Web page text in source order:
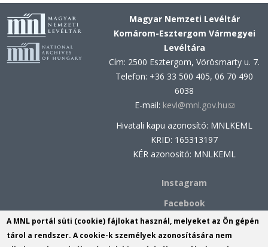
Magyar Nemzeti Levéltár
Komárom-Esztergom Vármegyei
Levéltára
Cím: 2500 Esztergom, Vörösmarty u. 7.
Telefon: +36 33 500 405, 06 70 490
6038
E-mail: kevl@mnl.gov.hu(link
Hivatali kapu azonosító: MNLKEML
KRID: 165313197
KÉR azonosító: MNLKEML
Instagram
Facebook
MNL Komárom-Esztergom
Vármegyei Levéltárának Komáromi
A MNL portál süti (cookie) fájlokat használ, melyeket az Ön gépén
tárol a rendszer. A cookie-k személyek azonosítására nem